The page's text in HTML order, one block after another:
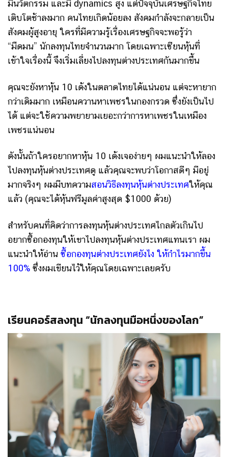
มีนวัตกรรม และมี dynamics สูง แต่ปัจจุบันเศรษฐกิจไทย
เติบโตช้าลงมาก คนไทยเกิดน้อยลง สังคมกำลังจะกลายเป็น
สังคมผู้สูงอายุ ใครที่มีความรู้เรื่องเศรษฐกิจจะพอรู้ว่า
“มืดมน” นักลงทุนไทยจำนวนมาก โดยเฉพาะเซียนหุ้นที่
เข้าใจเรื่องนี้ จึงเริ่มเลี่ยงไปลงทุนต่างประเทศกันมากขึ้น
คุณจะยังหาหุ้น 10 เด้งในตลาดไทยได้แน่นอน แต่จะหายาก
กว่าเดิมมาก เหมือนควานหาเพชรในกองกรวด ซึ่งยังเป็นไป
ได้ แต่จะใช้ความพยายามเยอะกว่าการหาเพชรในเหมือง
เพชรแน่นอน
ดังนั้นถ้าใครอยากหาหุ้น 10 เด้งเจอง่ายๆ ผมแนะนำให้ลอง
ไปลงทุนหุ้นต่างประเทศดู แล้วคุณจะพบว่าโอกาสดีๆ มีอยู่
มากจริงๆ ผมมีบทความสอนวิธีลงทุนหุ้นต่างประเทศให้คุณ
แล้ว (คุณจะได้หุ้นฟรีมูลค่าสูงสุด $1000 ด้วย)
สำหรับคนที่คิดว่าการลงทุนหุ้นต่างประเทศไกลตัวเกินไป
อยากซื้อกองทุนให้เขาไปลงทุนหุ้นต่างประเทศแทนเรา ผม
แนะนำให้อ่าน ซื้อกองทุนต่างประเทศยังไง ให้กำไรมากขึ้น
100% ซึ่งผมเขียนไว้ให้คุณโดยเฉพาะเลยครับ
เรียนคอร์สลงทุน “นักลงทุนมือหนึ่งของโลก”